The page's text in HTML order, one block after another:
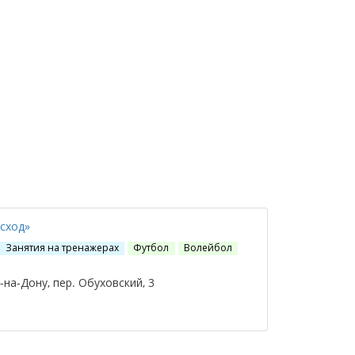
Занятия на тренажерах Футбол
Волейбол
Дону, пер. Обуховский, 3